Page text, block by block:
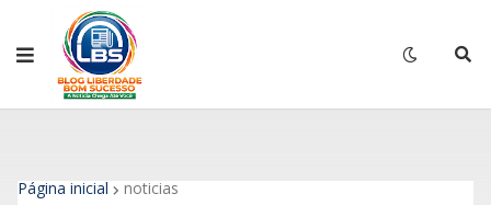
Página inicial noticias